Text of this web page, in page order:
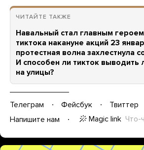
ЧИТАЙТЕ ТАКЖЕ
Навальный стал главным
тиктока накануне акций 23
протестная волна захлестнула
И способен ли тикток выводить
на улицы?
Телеграм Фейсбук Твиттер
Напишите нам
Magic link Что-